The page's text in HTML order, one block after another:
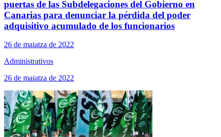
puertas de las Subdelegaciones del Gobierno en
Canarias para denunciar la pérdida del poder
adquisitivo acumulado de los funcionarios
26 de maiatza de 2022
Administrativos
26 de maiatza de 2022